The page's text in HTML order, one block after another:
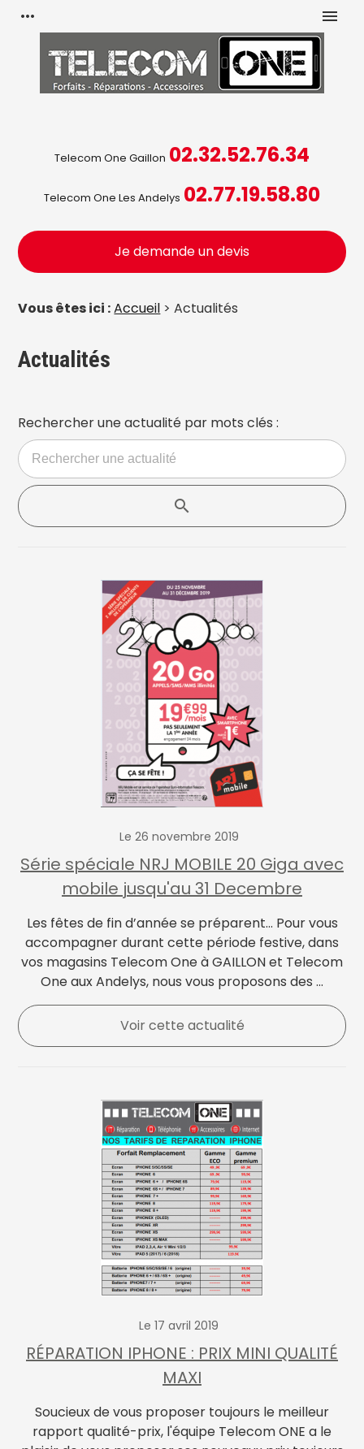
more_horiz menu
Telecom One Gaillon 02.32.52.76.34
Telecom One Les Andelys 02.77.19.58.80
Je demande un devis
Vous êtes ici :Accueil > Actualités
Actualités
Rechercher une actualité par mots clés :
Le 26 novembre 2019
Série spéciale NRJ MOBILE 20 Giga avec
mobile jusqu'au 31 Decembre
Les fêtes de fin d’année se préparent... Pour vous
accompagner durant cette période festive, dans
vos magasins Telecom One à GAILLON et Telecom
One aux Andelys, nous vous proposons des ...
Voir cette actualité
Le 17 avril 2019
RÉPARATION IPHONE : PRIX MINI QUALITÉ
MAXI
Soucieux de vous proposer toujours le meilleur
rapport qualité-prix, l'équipe Telecom ONE a le